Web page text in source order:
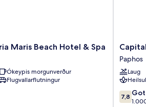
Maris Beach Hotel & Spa
Ókeypis morgunverður
Flugvallarflutningur
Capital
Coast
Resort
&
Spa
Paphos
Paphos
Laug
7.8
af
7,8